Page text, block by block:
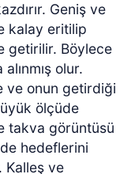
Geniş ve
kalay eritilip
getirilir. Böylece
olur.
ve onun getirdiği
ölçüde
takva görüntüsü
hedeflerini
Kalleş ve